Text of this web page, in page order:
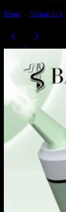
Home 3 Gusti In 1